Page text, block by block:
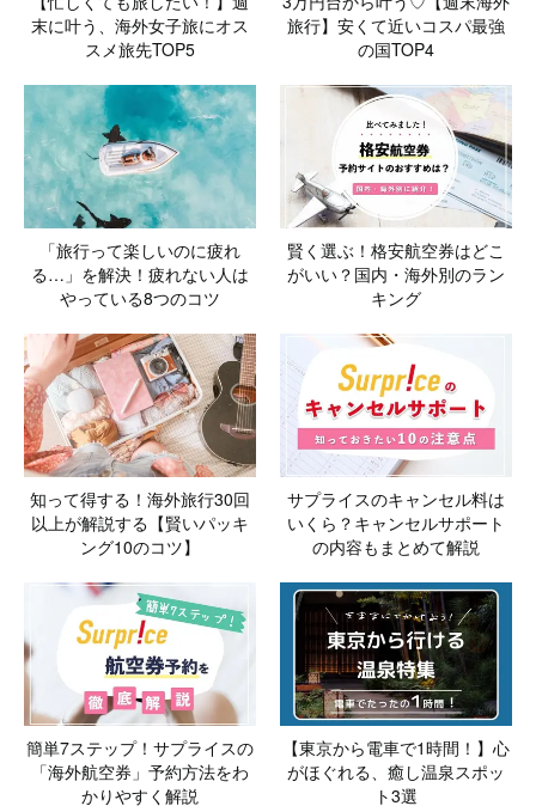
末に叶う、海外女子旅にオス
スメ旅先TOP5
旅行】安くて近いコスパ最強
の国TOP4
「旅行って楽しいのに疲れ
る…」を解決！疲れない人は
やっている8つのコツ
賢く選ぶ！格安航空券はどこ
がいい？国内・海外別のラン
キング
知って得する！海外旅行30回
以上が解説する【賢いパッキ
ング10のコツ】
サプライスのキャンセル料は
いくら？キャンセルサポート
の内容もまとめて解説
簡単7ステップ！サプライスの
「海外航空券」予約方法をわ
かりやすく解説
【東京から電車で1時間！】心
がほぐれる、癒し温泉スポッ
ト3選